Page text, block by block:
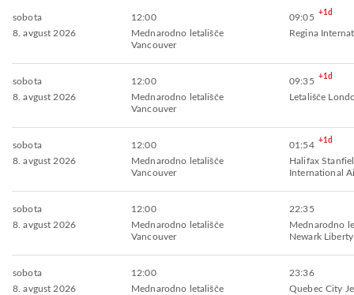
sobota
8. avgust 2026
12:00
Mednarodno letališče
Vancouver
09:05 +1d
Regina
sobota
8. avgust 2026
12:00
Mednarodno letališče
Vancouver
09:35 +1d
Letališče
sobota
8. avgust 2026
12:00
Mednarodno letališče
Vancouver
01:54 +1d
Halifax
International
sobota
8. avgust 2026
12:00
Mednarodno letališče
Vancouver
22:35
Mednarodno
Newark Liberty
sobota
8. avgust 2026
12:00
Mednarodno letališče
23:36
Quebec City